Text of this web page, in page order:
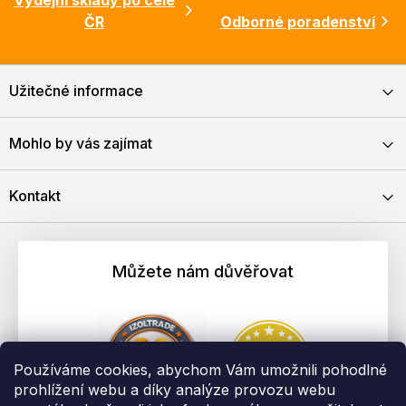
Používáme cookies, abychom Vám umožnili pohodlné
prohlížení webu a díky analýze provozu webu
ČR
Odborné poradenství
Užitečné informace
Mohlo by vás zajímat
Kontakt
Můžete nám důvěřovat